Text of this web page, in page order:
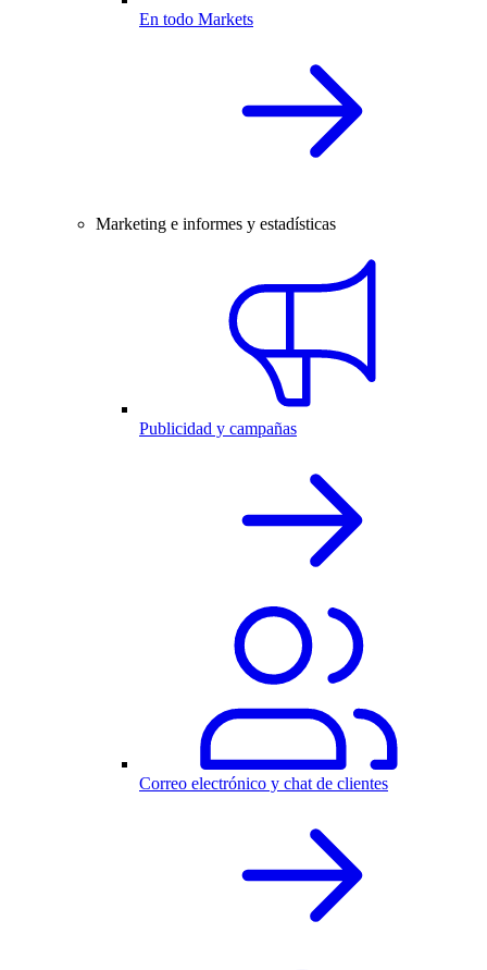
En todo Markets
Marketing e informes y estadísticas
Publicidad y campañas
Correo electrónico y chat de clientes